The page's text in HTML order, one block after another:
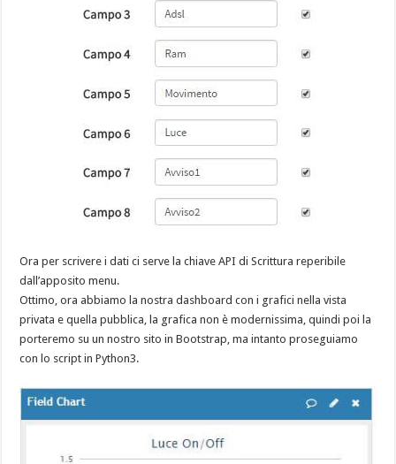
Ora per scrivere i dati ci serve la chiave API di Scrittura reperibile
dall’apposito menu.
Ottimo, ora abbiamo la nostra dashboard con i grafici nella vista
privata e quella pubblica, la grafica non è modernissima, quindi poi la
porteremo su un nostro sito in Bootstrap, ma intanto proseguiamo
con lo script in Python3.